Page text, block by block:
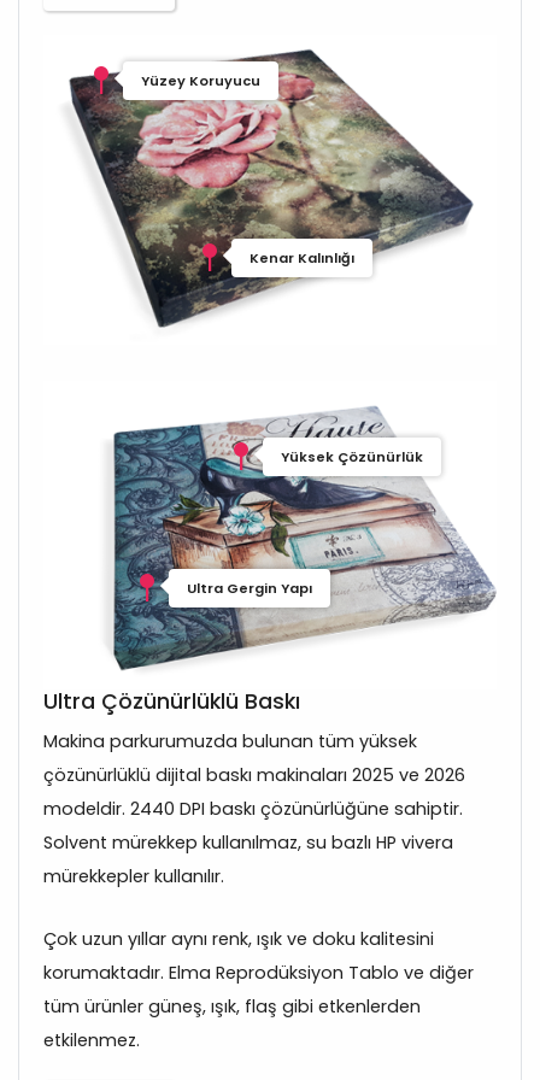
Yüzey Koruyucu
Kenar Kalınlığı
Yüksek Çözünürlük
Ultra Gergin Yapı
Ultra Çözünürlüklü Baskı
Makina parkurumuzda bulunan tüm yüksek
çözünürlüklü dijital baskı makinaları 2025 ve 2026
modeldir. 2440 DPI baskı çözünürlüğüne sahiptir.
Solvent mürekkep kullanılmaz, su bazlı HP vivera
mürekkepler kullanılır.
Çok uzun yıllar aynı renk, ışık ve doku kalitesini
korumaktadır. Elma Reprodüksiyon Tablo ve diğer
tüm ürünler güneş, ışık, flaş gibi etkenlerden
etkilenmez.